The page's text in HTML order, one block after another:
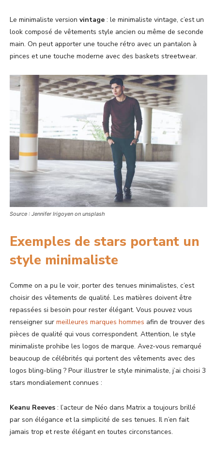
Le minimaliste version vintage : le minimaliste vintage, c’est un
look composé de vêtements style ancien ou même de seconde
main. On peut apporter une touche rétro avec un pantalon à
pinces et une touche moderne avec des baskets streetwear.
Source : Jennifer Irigoyen on unsplash
Exemples de stars portant un
style minimaliste
Comme on a pu le voir, porter des tenues minimalistes, c’est
choisir des vêtements de qualité. Les matières doivent être
repassées si besoin pour rester élégant. Vous pouvez vous
renseigner sur meilleures marques hommes afin de trouver des
pièces de qualité qui vous correspondent. Attention, le style
minimaliste prohibe les logos de marque. Avez-vous remarqué
beaucoup de célébrités qui portent des vêtements avec des
logos bling-bling ? Pour illustrer le style minimaliste, j’ai choisi 3
stars mondialement connues :
Keanu Reeves : l’acteur de Néo dans Matrix a toujours brillé
par son élégance et la simplicité de ses tenues. Il n’en fait
jamais trop et reste élégant en toutes circonstances.